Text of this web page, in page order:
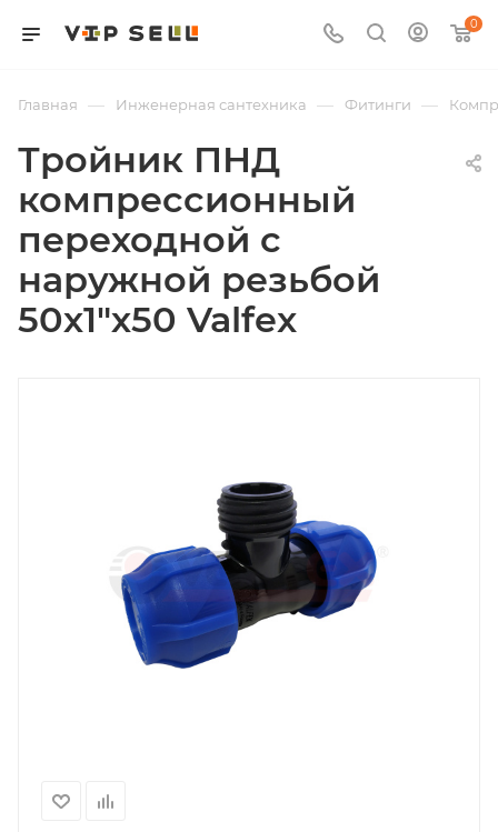
0
Главная — Инженерная сантехника — Фитинги —
Тройник ПНД
компрессионный
переходной с
наружной резьбой
50х1"х50 Valfex